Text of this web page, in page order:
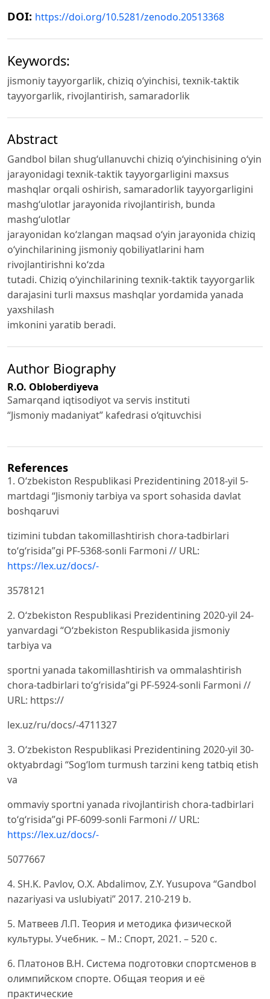
DOI: https://doi.org/10.5281/zenodo.20513368
Keywords:
jismoniy tayyorgarlik, chiziq o‘yinchisi, texnik-taktik
tayyorgarlik, rivojlantirish, samaradorlik
Abstract
Gandbol bilan shug‘ullanuvchi chiziq o‘yinchisining o‘yin
jarayonidagi texnik-taktik tayyorgarligini maxsus
mashqlar orqali oshirish, samaradorlik tayyorgarligini
mashg‘ulotlar jarayonida rivojlantirish, bunda
mashg‘ulotlar
jarayonidan ko‘zlangan maqsad o‘yin jarayonida chiziq
o‘yinchilarining jismoniy qobiliyatlarini ham
rivojlantirishni ko‘zda
tutadi. Chiziq o‘yinchilarining texnik-taktik tayyorgarlik
darajasini turli maxsus mashqlar yordamida yanada
yaxshilash
imkonini yaratib beradi.
Author Biography
R.O. Obloberdiyeva
Samarqand iqtisodiyot va servis instituti
“Jismoniy madaniyat” kafedrasi o‘qituvchisi
References
1. O‘zbekiston Respublikasi Prezidentining 2018-yil 5-
martdagi “Jismoniy tarbiya va sport sohasida davlat
boshqaruvi
tizimini tubdan takomillashtirish chora-tadbirlari
toʻgʻrisida”gi PF-5368-sonli Farmoni // URL:
https://lex.uz/docs/-
3578121
2. O‘zbekiston Respublikasi Prezidentining 2020-yil 24-
yanvardagi “Oʻzbekiston Respublikasida jismoniy
tarbiya va
sportni yanada takomillashtirish va ommalashtirish
chora-tadbirlari toʻgʻrisida”gi PF-5924-sonli Farmoni //
URL: https://
lex.uz/ru/docs/-4711327
3. O‘zbekiston Respublikasi Prezidentining 2020-yil 30-
oktyabrdagi “Sogʻlom turmush tarzini keng tatbiq etish
va
ommaviy sportni yanada rivojlantirish chora-tadbirlari
toʻgʻrisida”gi PF-6099-sonli Farmoni // URL:
https://lex.uz/docs/-
5077667
4. SH.K. Pavlov, O.X. Abdalimov, Z.Y. Yusupova “Gandbol
nazariyasi va uslubiyati” 2017. 210-219 b.
5. Матвеев Л.П. Теория и методика физической
культуры. Учебник. – М.: Спорт, 2021. – 520 с.
6. Платонов В.Н. Система подготовки спортсменов в
олимпийском спорте. Общая теория и её
практические